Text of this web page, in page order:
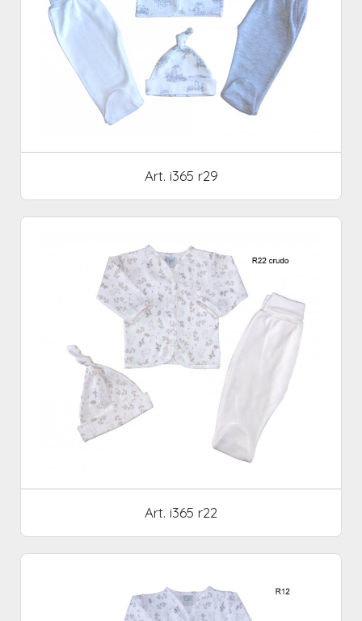
Art. i365 r29
Art. i365 r22